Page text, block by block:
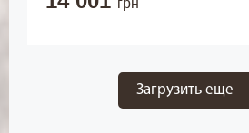
грн
Загрузить еще